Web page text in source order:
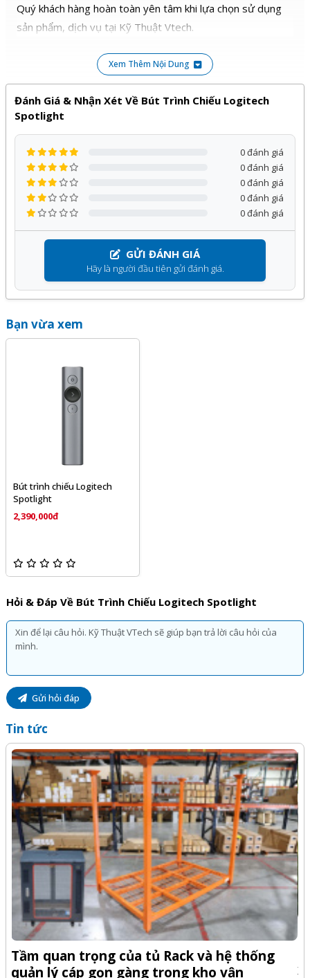
Quý khách hàng hoàn toàn yên tâm khi lựa chọn sử dụng
sản phẩm, dịch vụ tại Kỹ Thuật Vtech.
Xem Thêm Nội Dung
Đánh Giá & Nhận Xét Về Bút Trình Chiếu Logitech
Spotlight
GỬI ĐÁNH GIÁ
Hãy là người đầu tiên gửi đánh giá.
0 đánh giá
0 đánh giá
0 đánh giá
0 đánh giá
0 đánh giá
Bạn vừa xem
Bút trình chiếu Logitech
Spotlight
2,390,000đ
Hỏi & Đáp Về Bút Trình Chiếu Logitech Spotlight
Gửi hỏi đáp
Tin tức
Tầm quan trọng của tủ Rack và hệ thống
quản lý cáp gọn gàng trong kho vận